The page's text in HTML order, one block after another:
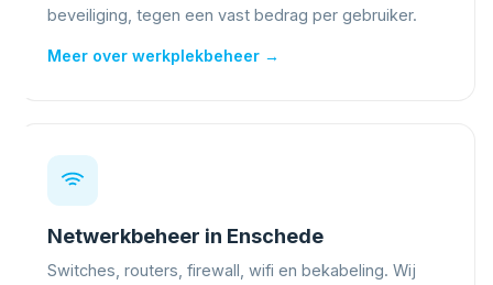
beveiliging, tegen een vast bedrag per gebruiker.
Meer over werkplekbeheer →
Netwerkbeheer in Enschede
Switches, routers, firewall, wifi en bekabeling. Wij